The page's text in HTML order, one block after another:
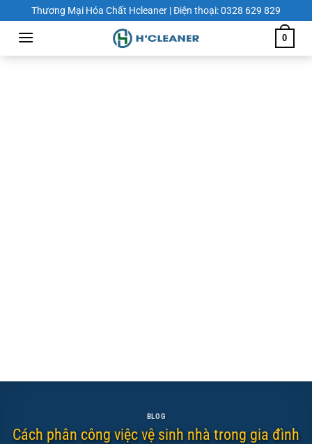
Chuyển
đến
dung
Thương Mại Hóa Chất Hcleaner | Điện thoại: 0328 629 829
0
BLOG
Cách phân công việc vệ sinh nhà trong gia đình